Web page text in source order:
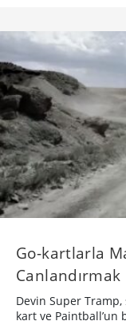
Go-kartlarla
Canlandırmak
Devin Super
kart ve Paintball’un